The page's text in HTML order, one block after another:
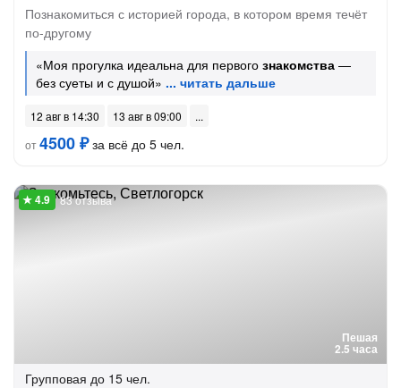
Познакомиться с историей города, в котором время течёт
по-другому
«Моя прогулка идеальна для первого знакомства —
без суеты и с душой»
12 авг в 14:30
13 авг в 09:00
от4500 ₽за всё до 5 чел.
Пешая
2.5 часа
83 отзыва
Групповая до 15 чел.